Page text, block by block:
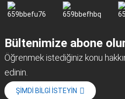
Bültenimize abone
Öğrenmek istediğiniz konu
edinin.
ŞIMDI BILGI ISTEYIN